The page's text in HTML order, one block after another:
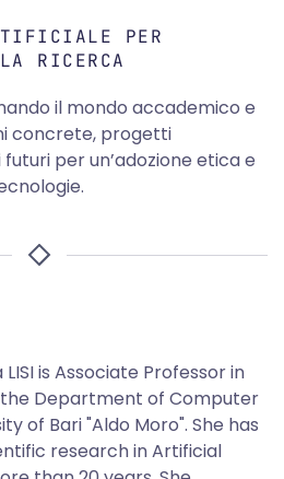
PER
RICERCA
il mondo accademico e
concrete, progetti
per un’adozione etica e
is Associate Professor in
Department of Computer
of Bari "Aldo Moro". She has
research in Artificial